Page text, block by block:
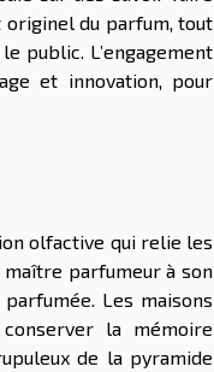
originel du parfum, tout
public. L’engagement
et innovation, pour
olfactive qui relie les
maître parfumeur à son
Les maisons
la mémoire
de la pyramide